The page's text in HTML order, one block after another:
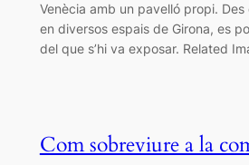
Venècia amb un pavelló propi. Des
en diversos espais de Girona, es
del que s’hi va exposar. Related
Com sobreviure a la